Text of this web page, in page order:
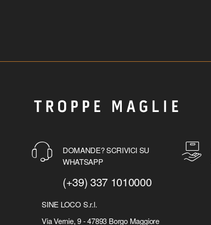
DOMANDE? SCRIVICI SU
WHATSAPP
(+39) 337 1010000
SINE LOCO S.r.l.
Via Vernie, 9 - 47893 Borgo Maggiore